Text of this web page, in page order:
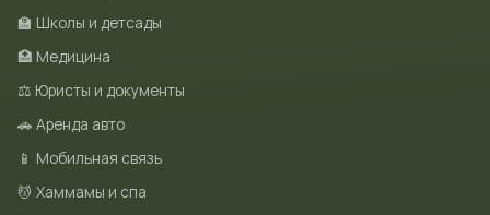
🏫 Школы и детсады
🏥 Медицина
⚖️ Юристы и документы
🚗 Аренда авто
📱 Мобильная связь
💆 Хаммамы и спа